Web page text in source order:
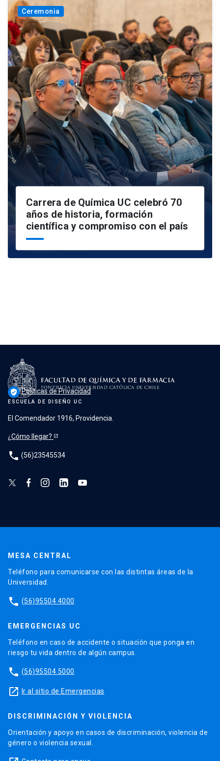
Ceremonia
Carrera de Química UC celebró 70
años de historia, formación
científica y compromiso con el país
verified_user Políticas de Privacidad
ESCUELA DE DISEÑO UC
El Comendador 1916, Providencia.
¿Cómo llegar?
phone (56)23545534
MESA CENTRAL
Teléfono para comunicarse con las distintas áreas de la
Universidad.
phone (56)95504 4000
EMERGENCIAS UC
Teléfono en caso de accidente o situación que ponga en
riesgo tu vida dentro de algún campus.
phone (56)95504 5000
launch Ir al sitio de Emergencias
DISCRIMINACIÓN Y VIOLENCIA
Orientación y apoyo en casos de discriminación, violencia de
género o violencia sexual.